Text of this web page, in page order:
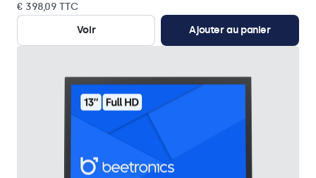
€ 398,09 TTC
Voir
Ajouter au panier